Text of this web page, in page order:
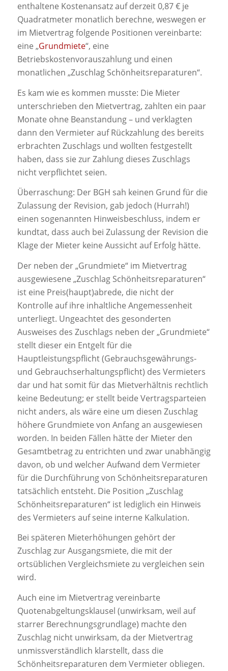
enthaltene Kostenansatz auf derzeit 0,87 € je
Quadratmeter monatlich berechne, weswegen er
im Mietvertrag folgende Positionen vereinbarte:
eine „Grundmiete“, eine
Betriebskostenvorauszahlung und einen
monatlichen „Zuschlag Schönheitsreparaturen“.
Es kam wie es kommen musste: Die Mieter
unterschrieben den Mietvertrag, zahlten ein paar
Monate ohne Beanstandung – und verklagten
dann den Vermieter auf Rückzahlung des bereits
erbrachten Zuschlags und wollten festgestellt
haben, dass sie zur Zahlung dieses Zuschlags
nicht verpflichtet seien.
Überraschung: Der BGH sah keinen Grund für die
Zulassung der Revision, gab jedoch (Hurrah!)
einen sogenannten Hinweisbeschluss, indem er
kundtat, dass auch bei Zulassung der Revision die
Klage der Mieter keine Aussicht auf Erfolg hätte.
Der neben der „Grundmiete“ im Mietvertrag
ausgewiesene „Zuschlag Schönheitsreparaturen“
ist eine Preis(haupt)abrede, die nicht der
Kontrolle auf ihre inhaltliche Angemessenheit
unterliegt. Ungeachtet des gesonderten
Ausweises des Zuschlags neben der „Grundmiete“
stellt dieser ein Entgelt für die
Hauptleistungspflicht (Gebrauchsgewährungs-
und Gebrauchserhaltungspflicht) des Vermieters
dar und hat somit für das Mietverhältnis rechtlich
keine Bedeutung; er stellt beide Vertragsparteien
nicht anders, als wäre eine um diesen Zuschlag
höhere Grundmiete von Anfang an ausgewiesen
worden. In beiden Fällen hätte der Mieter den
Gesamtbetrag zu entrichten und zwar unabhängig
davon, ob und welcher Aufwand dem Vermieter
für die Durchführung von Schönheitsreparaturen
tatsächlich entsteht. Die Position „Zuschlag
Schönheitsreparaturen“ ist lediglich ein Hinweis
des Vermieters auf seine interne Kalkulation.
Bei späteren Mieterhöhungen gehört der
Zuschlag zur Ausgangsmiete, die mit der
ortsüblichen Vergleichsmiete zu vergleichen sein
wird.
Auch eine im Mietvertrag vereinbarte
Quotenabgeltungsklausel (unwirksam, weil auf
starrer Berechnungsgrundlage) machte den
Zuschlag nicht unwirksam, da der Mietvertrag
unmissverständlich klarstellt, dass die
Schönheitsreparaturen dem Vermieter obliegen.